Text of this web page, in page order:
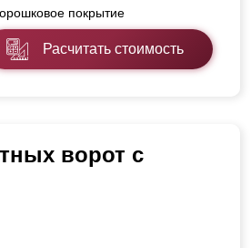
покрытие
Расчитать стоимость
ворот с